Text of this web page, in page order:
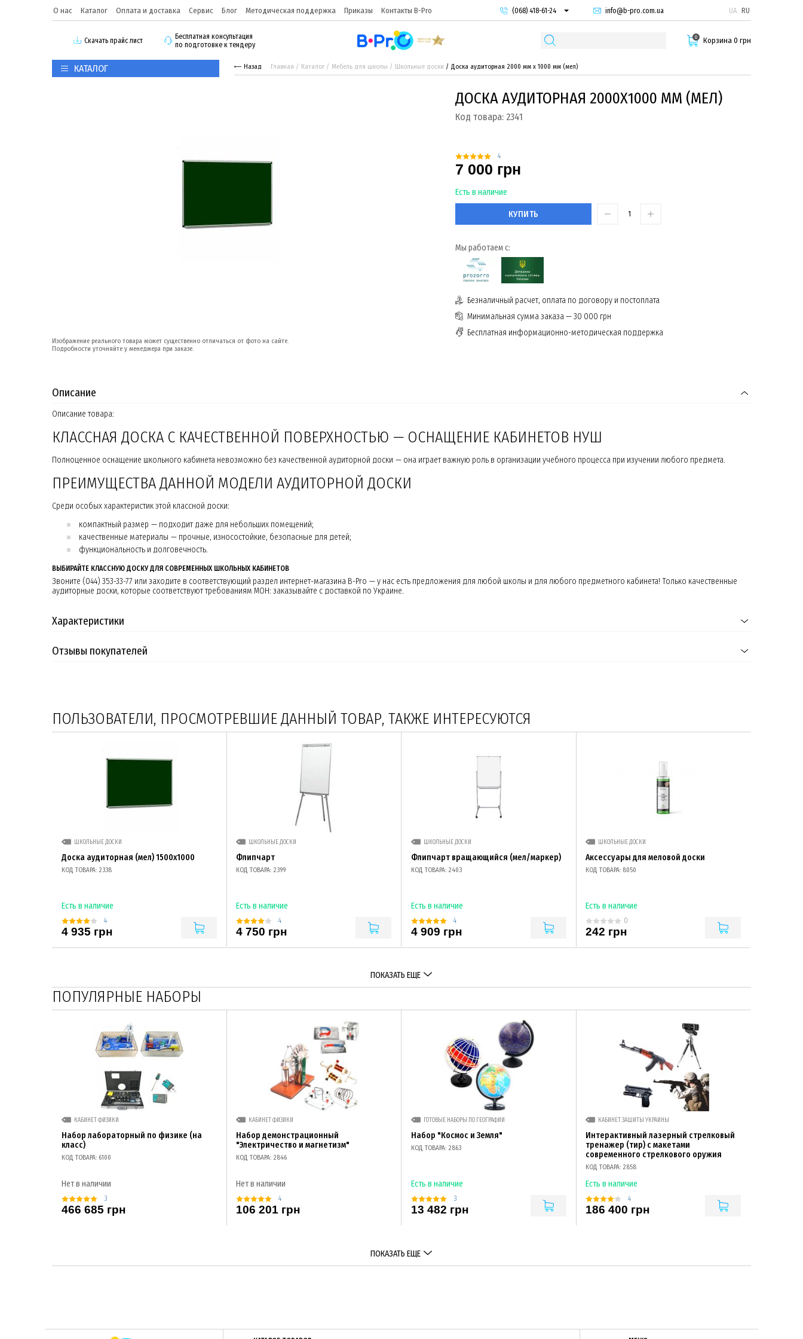
О нас Каталог Оплата и доставка Сервис Блог Методическая поддержка Приказы Контакты B-Pro
(068) 418-61-24
(095) 987-29-55
info@b-pro.com.ua UA RU
Скачать прайс лист
Бесплатная консультация
по подготовке к тендеру
0 Корзина 0 грн
КАТАЛОГ Назад Главная Каталог Мебель для школы Школьные доски Доска аудиторная 2000 мм x 1000 мм (мел)
Изображение реального товара может существенно отличаться от фото на сайте.
Подробности уточняйте у менеджера при заказе.
ДОСКА АУДИТОРНАЯ 2000Х1000 ММ (МЕЛ)
Код товара: 2341
4
7 000 грн
Есть в наличие
КУПИТЬ
Мы работаем с:
Безналичный расчет, оплата по договору и постоплата
Минимальная сумма заказа — 30 000 грн
Бесплатная информационно-методическая поддержка
Описание
Описание товара:
КЛАССНАЯ ДОСКА С КАЧЕСТВЕННОЙ ПОВЕРХНОСТЬЮ — ОСНАЩЕНИЕ КАБИНЕТОВ НУШ
Полноценное оснащение школьного кабинета невозможно без качественной аудиторной доски — она играет важную роль в организации учебного процесса при изучении любого предмета.
ПРЕИМУЩЕСТВА ДАННОЙ МОДЕЛИ АУДИТОРНОЙ ДОСКИ
Среди особых характеристик этой классной доски:
компактный размер — подходит даже для небольших помещений;
качественные материалы — прочные, износостойкие, безопасные для детей;
функциональность и долговечность.
ВЫБИРАЙТЕ КЛАССНУЮ ДОСКУ ДЛЯ СОВРЕМЕННЫХ ШКОЛЬНЫХ КАБИНЕТОВ
Звоните (044) 353-33-77 или заходите в соответствующий раздел интернет-магазина B-Pro — у нас есть предложения для любой школы и для любого предметного кабинета! Только качественные
аудиторные доски, которые соответствуют требованиям МОН: заказывайте с доставкой по Украине.
Характеристики
Отзывы покупателей
ПОЛЬЗОВАТЕЛИ, ПРОСМОТРЕВШИЕ ДАННЫЙ ТОВАР, ТАКЖЕ ИНТЕРЕСУЮТСЯ
ШКОЛЬНЫЕ ДОСКИ
Доска аудиторная (мел) 1500х1000
КОД ТОВАРА: 2338
Есть в наличие
4
4 935 грн
ШКОЛЬНЫЕ ДОСКИ
Флипчарт
КОД ТОВАРА: 2399
Есть в наличие
4
4 750 грн
ШКОЛЬНЫЕ ДОСКИ
Флипчарт вращающийся (мел/маркер)
КОД ТОВАРА: 2403
Есть в наличие
4
4 909 грн
ШКОЛЬНЫЕ ДОСКИ
Аксессуары для меловой доски
КОД ТОВАРА: 8050
Есть в наличие
0
242 грн
ПОКАЗАТЬ ЕЩЕ
ПОПУЛЯРНЫЕ НАБОРЫ
КАБИНЕТ ФИЗИКИ
Набор лабораторный по физике (на
класс)
КОД ТОВАРА: 6100
Нет в наличии
3
466 685 грн
КАБИНЕТ ФИЗИКИ
Набор демонстрационный
"Электричество и магнетизм"
КОД ТОВАРА: 2846
Нет в наличии
4
106 201 грн
ГОТОВЫЕ НАБОРЫ ПО ГЕОГРАФИИ
Набор "Космос и Земля"
КОД ТОВАРА: 2863
Есть в наличие
3
13 482 грн
КАБИНЕТ ЗАЩИТЫ УКРАИНЫ
Интерактивный лазерный стрелковый
тренажер (тир) с макетами
современного стрелкового оружия
КОД ТОВАРА: 2858
Есть в наличие
4
186 400 грн
ПОКАЗАТЬ ЕЩЕ